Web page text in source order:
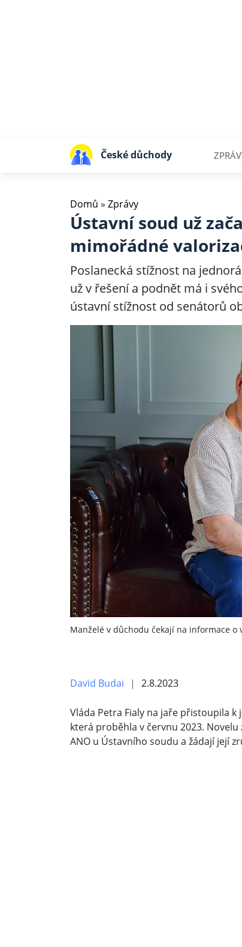
České důchody
Domů » Zprávy
Ústavní soud už
mimořádné
Poslanecká stížnost na
už v řešení a podnět má i
ústavní stížnost od senátorů
Manželé v důchodu čekají na informace o
David Budai 2.8.2023
Vláda Petra Fialy na jaře přistoupila
která proběhla v červnu 2023.
ANO u Ústavního soudu a žádají její